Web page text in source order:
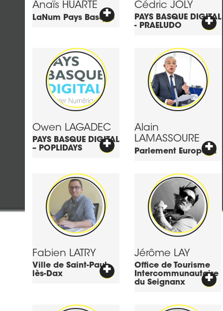
Anaïs HUARTE
LaNum Pays Basque
+ Cédric JOLY
PAYS BASQUE DIGITAL
- PRAELUDO
+
Owen LAGADEC
PAYS BASQUE DIGITAL
– POPLIDAYS
+
Alain
LAMASSOURE
Parlement Européen
+
Fabien LATRY
Ville de Saint-Paul-
lès-Dax
+
Jérôme LAY
Office de Tourisme
Intercommunautaire
du Seignanx
+